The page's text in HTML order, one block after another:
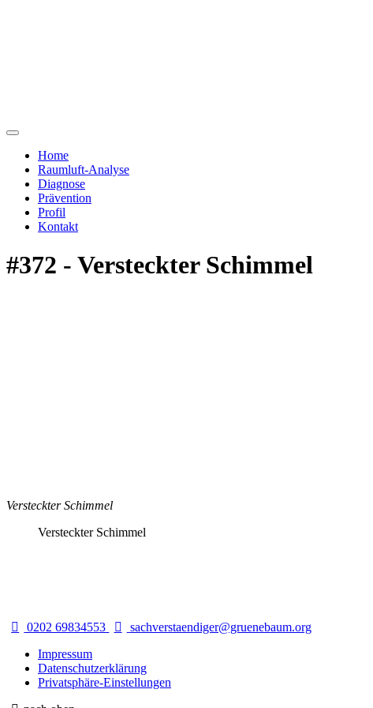
Home
Raumluft-Analyse
Diagnose
Prävention
Profil
Kontakt
#372 - Versteckter Schimmel
Versteckter Schimmel
Versteckter Schimmel
0202 69834553
sachverstaendiger@gruenebaum.org
Impressum
Datenschutzerklärung
Privatsphäre-Einstellungen